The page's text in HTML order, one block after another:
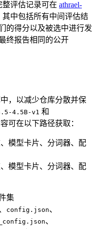
评估记录可在 athrael-
其中包括所有中间评估结
的得分以及被选中进行发
终报告相同的公开
，以减少仓库分散并保
4.5B-v1 和
可在以下路径获取：
模型卡片、分词器、配
模型卡片、分词器、配
集
config.json、
、